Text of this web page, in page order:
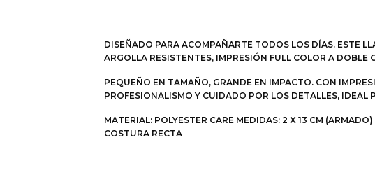
DISEÑADO PARA ACOMPAÑARTE TODOS LOS DÍAS. ESTE
ARGOLLA RESISTENTES, IMPRESIÓN FULL COLOR A
PEQUEÑO EN TAMAÑO, GRANDE EN IMPACTO. CON
PROFESIONALISMO Y CUIDADO POR LOS DETALLES,
MATERIAL: POLYESTER CARE MEDIDAS: 2 X 13 CM
COSTURA RECTA